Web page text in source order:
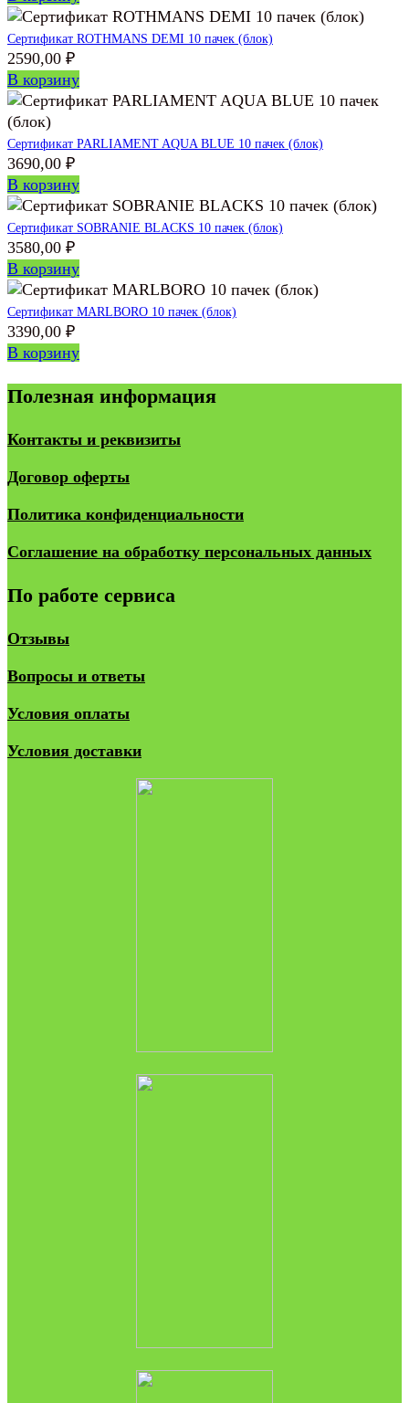
Сертификат ROTHMANS DEMI 10 пачек (блок)
2590,00 ₽
В корзину
Сертификат PARLIAMENT AQUA BLUE 10 пачек (блок)
3690,00 ₽
В корзину
Сертификат SOBRANIE BLACKS 10 пачек (блок)
3580,00 ₽
В корзину
Сертификат MARLBORO 10 пачек (блок)
3390,00 ₽
В корзину
Полезная информация
Контакты и реквизиты
Договор оферты
Политика конфиденциальности
Соглашение на обработку персональных данных
По работе сервиса
Отзывы
Вопросы и ответы
Условия оплаты
Условия доставки